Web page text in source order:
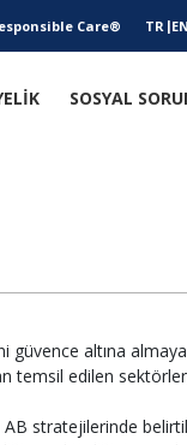
Care® TR EN
SOSYAL
altına
temsil edilen
stratejilerinde